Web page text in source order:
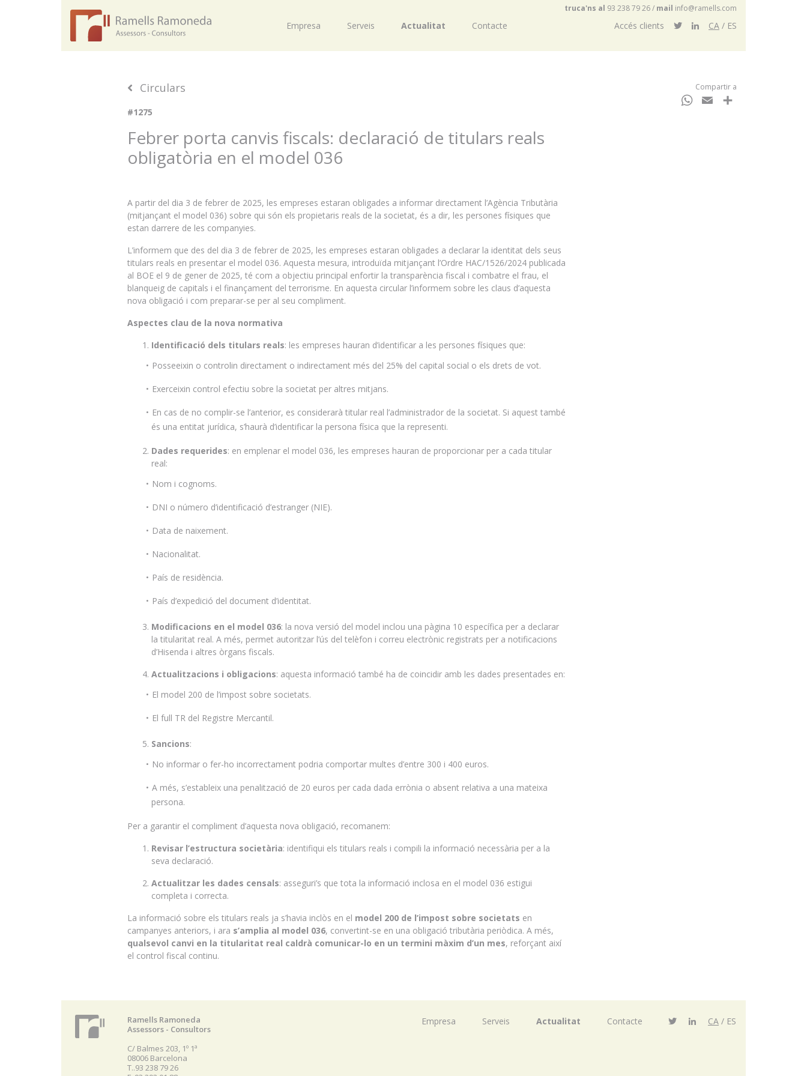
Empresa Serveis Actualitat Contacte Accés clients CA ES
truca'ns al 93 238 79 26/ mail info@ramells.com
Circulars
#1275
Febrer porta canvis fiscals: declaració de titulars reals
obligatòria en el model 036
A partir del dia 3 de febrer de 2025, les empreses estaran obligades a informar directament l’Agència Tributària
(mitjançant el model 036) sobre qui són els propietaris reals de la societat, és a dir, les persones físiques que
estan darrere de les companyies.
L’informem que des del dia 3 de febrer de 2025, les empreses estaran obligades a declarar la identitat dels seus
titulars reals en presentar el model 036. Aquesta mesura, introduïda mitjançant l’Ordre HAC/1526/2024 publicada
al BOE el 9 de gener de 2025, té com a objectiu principal enfortir la transparència fiscal i combatre el frau, el
blanqueig de capitals i el finançament del terrorisme. En aquesta circular l’informem sobre les claus d’aquesta
nova obligació i com preparar-se per al seu compliment.
Aspectes clau de la nova normativa
Identificació dels titulars reals: les empreses hauran d’identificar a les persones físiques que:
Posseeixin o controlin directament o indirectament més del 25% del capital social o els drets de vot.
Exerceixin control efectiu sobre la societat per altres mitjans.
En cas de no complir-se l’anterior, es considerarà titular real l’administrador de la societat. Si aquest també
és una entitat jurídica, s’haurà d’identificar la persona física que la representi.
Dades requerides: en emplenar el model 036, les empreses hauran de proporcionar per a cada titular
real:
Nom i cognoms.
DNI o número d’identificació d’estranger (NIE).
Data de naixement.
Nacionalitat.
País de residència.
País d’expedició del document d’identitat.
Modificacions en el model 036: la nova versió del model inclou una pàgina 10 específica per a declarar
la titularitat real. A més, permet autoritzar l’ús del telèfon i correu electrònic registrats per a notificacions
d’Hisenda i altres òrgans fiscals.
Actualitzacions i obligacions: aquesta informació també ha de coincidir amb les dades presentades en:
El model 200 de l’impost sobre societats.
El full TR del Registre Mercantil.
Sancions:
No informar o fer-ho incorrectament podria comportar multes d’entre 300 i 400 euros.
A més, s’estableix una penalització de 20 euros per cada dada errònia o absent relativa a una mateixa
persona.
Per a garantir el compliment d’aquesta nova obligació, recomanem:
Revisar l’estructura societària: identifiqui els titulars reals i compili la informació necessària per a la
seva declaració.
Actualitzar les dades censals: asseguri’s que tota la informació inclosa en el model 036 estigui
completa i correcta.
La informació sobre els titulars reals ja s’havia inclòs en el model 200 de l’impost sobre societats en
campanyes anteriors, i ara s’amplia al model 036, convertint-se en una obligació tributària periòdica. A més,
qualsevol canvi en la titularitat real caldrà comunicar-lo en un termini màxim d’un mes, reforçant així
el control fiscal continu.
Compartir a
WhatsApp
Email
Ramells Ramoneda
Assessors - Consultors
C/ Balmes 203, 1º 1ª
08006 Barcelona
T..93 238 79 26
Empresa Serveis Actualitat Contacte CA ES